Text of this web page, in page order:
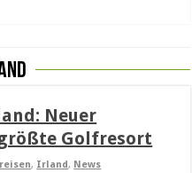
Neuer
Golfresort
, Irland, News